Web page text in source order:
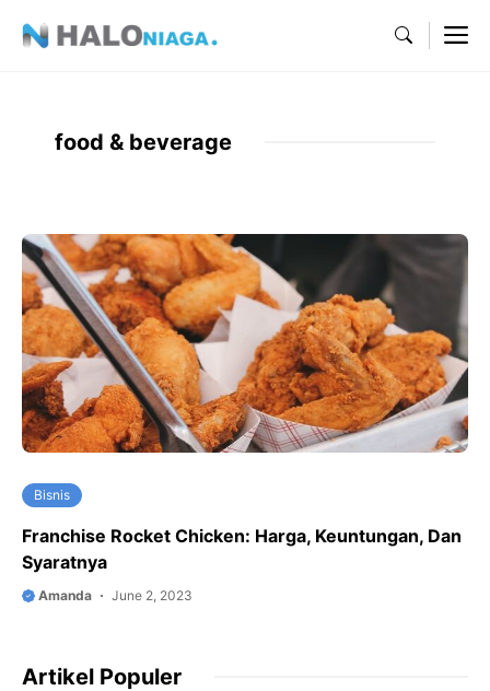
food & beverage
Bisnis
Franchise Rocket Chicken: Harga, Keuntungan, Dan
Syaratnya
Amanda June 2, 2023
Artikel Populer